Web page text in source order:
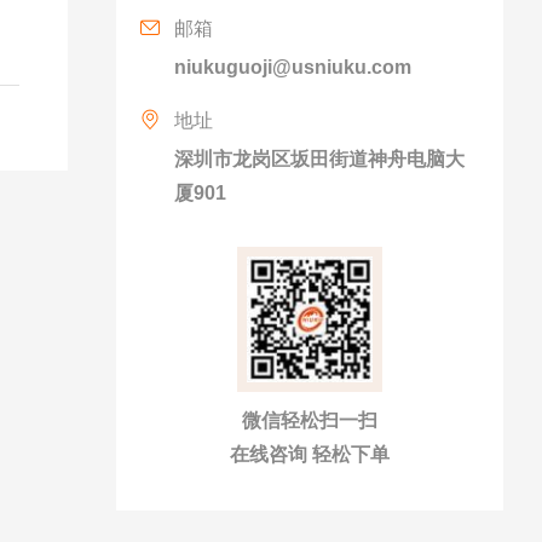
邮箱
niukuguoji@usniuku.com
地址
深圳市龙岗区坂田街道神舟电脑大
厦901
微信轻松扫一扫
在线咨询 轻松下单